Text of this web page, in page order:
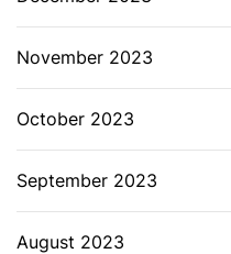
November 2023
October 2023
September 2023
August 2023